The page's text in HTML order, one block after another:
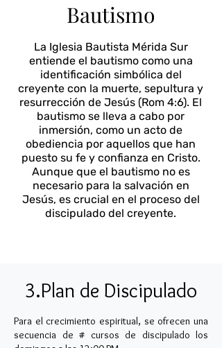
Bautismo
La Iglesia Bautista Mérida Sur
entiende el bautismo como una
identificación simbólica del
creyente con la muerte, sepultura y
resurrección de Jesús (Rom 4:6). El
bautismo se lleva a cabo por
inmersión, como un acto de
obediencia por aquellos que han
puesto su fe y confianza en Cristo.
Aunque que el bautismo no es
necesario para la salvación en
Jesús, es crucial en el proceso del
discipulado del creyente.
3.Plan de Discipulado
​​Para el crecimiento espiritual, se ofrecen una
secuencia de # cursos de discipulado los